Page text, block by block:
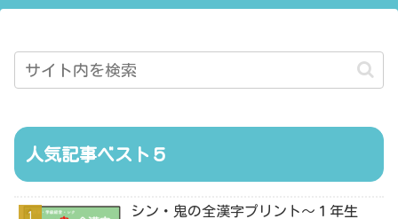
人気記事ベスト５
シン・鬼の全漢字プリント〜１年生